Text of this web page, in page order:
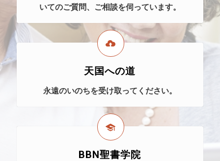
いてのご質問、ご相談を伺っています。
天国への道
永遠のいのちを受け取ってください。
BBN聖書学院